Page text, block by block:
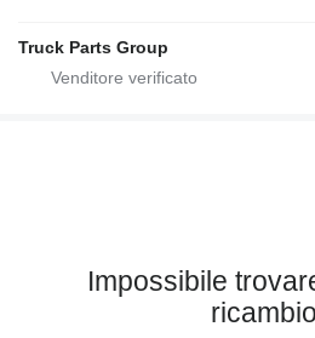
Truck Parts Group
Impossibile